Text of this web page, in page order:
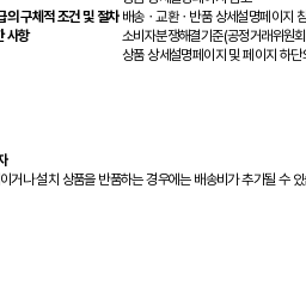
의 구체적 조건 및 절차 배송ㆍ교환ㆍ반품 상세설명페이지
사항
소비자분쟁해결기준(공정거래위원
상품 상세설명페이지 및 페이지 하
거나 설치 상품을 반품하는 경우에는 배송비가 추가될 수